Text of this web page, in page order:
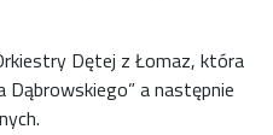
Dętej z Łomaz, która
Dąbrowskiego” a następnie